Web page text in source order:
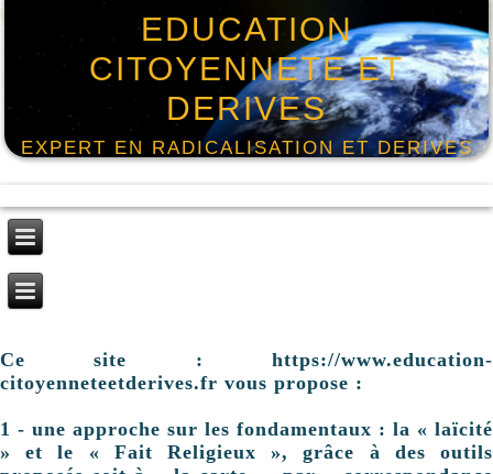
EDUCATION
CITOYENNETE ET
DERIVES
EXPERT EN RADICALISATION ET DERIVES
Ce site : https://www.education-
citoyenneteetderives.fr vous propose :
1 - une approche sur les fondamentaux : la « laïcité
» et le « Fait Religieux », grâce à des outils